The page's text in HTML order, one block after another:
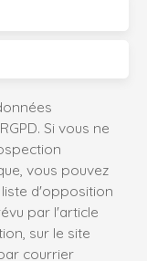
Si vous ne
vous pouvez
d'opposition
par l'article
sur le site
courrier